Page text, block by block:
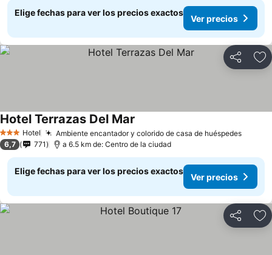
Elige fechas para ver los precios exactos
Ver precios
Compartir
3 Estrellas
Hotel Ambiente encantador y colorido de casa de huéspedesVer
Hotel Terrazas Del Mar
6,7 771 a 6.5 km de: Centro de la ciudad
Elige fechas para ver los precios exactos
Ver precios
Compartir